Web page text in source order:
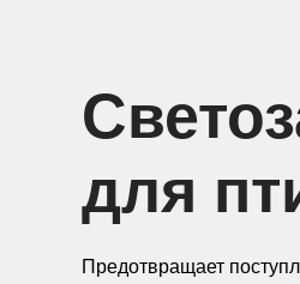
для
Предотвращает